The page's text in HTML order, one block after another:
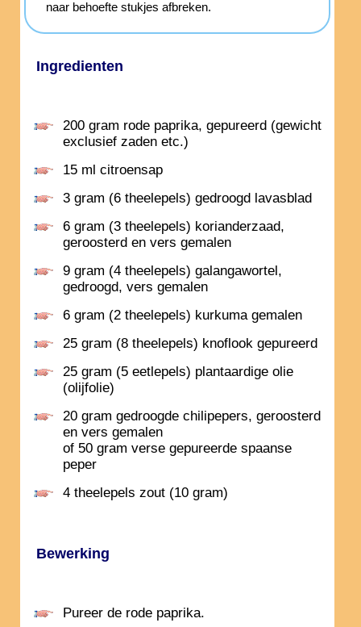
naar behoefte stukjes afbreken.
Ingredienten
200 gram rode paprika, gepureerd (gewicht
exclusief zaden etc.)
15 ml citroensap
3 gram (6 theelepels) gedroogd lavasblad
6 gram (3 theelepels) korianderzaad,
geroosterd en vers gemalen
9 gram (4 theelepels) galangawortel,
gedroogd, vers gemalen
6 gram (2 theelepels) kurkuma gemalen
25 gram (8 theelepels) knoflook gepureerd
25 gram (5 eetlepels) plantaardige olie
(olijfolie)
20 gram gedroogde chilipepers, geroosterd
en vers gemalen
of 50 gram verse gepureerde spaanse
peper
4 theelepels zout (10 gram)
Bewerking
Pureer de rode paprika.